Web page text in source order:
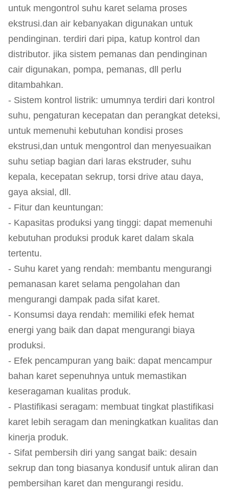
untuk mengontrol suhu karet selama proses
ekstrusi.dan air kebanyakan digunakan untuk
pendinginan. terdiri dari pipa, katup kontrol dan
distributor. jika sistem pemanas dan pendinginan
cair digunakan, pompa, pemanas, dll perlu
ditambahkan.
- Sistem kontrol listrik: umumnya terdiri dari kontrol
suhu, pengaturan kecepatan dan perangkat deteksi,
untuk memenuhi kebutuhan kondisi proses
ekstrusi,dan untuk mengontrol dan menyesuaikan
suhu setiap bagian dari laras ekstruder, suhu
kepala, kecepatan sekrup, torsi drive atau daya,
gaya aksial, dll.
- Fitur dan keuntungan:
- Kapasitas produksi yang tinggi: dapat memenuhi
kebutuhan produksi produk karet dalam skala
tertentu.
- Suhu karet yang rendah: membantu mengurangi
pemanasan karet selama pengolahan dan
mengurangi dampak pada sifat karet.
- Konsumsi daya rendah: memiliki efek hemat
energi yang baik dan dapat mengurangi biaya
produksi.
- Efek pencampuran yang baik: dapat mencampur
bahan karet sepenuhnya untuk memastikan
keseragaman kualitas produk.
- Plastifikasi seragam: membuat tingkat plastifikasi
karet lebih seragam dan meningkatkan kualitas dan
kinerja produk.
- Sifat pembersih diri yang sangat baik: desain
sekrup dan tong biasanya kondusif untuk aliran dan
pembersihan karet dan mengurangi residu.